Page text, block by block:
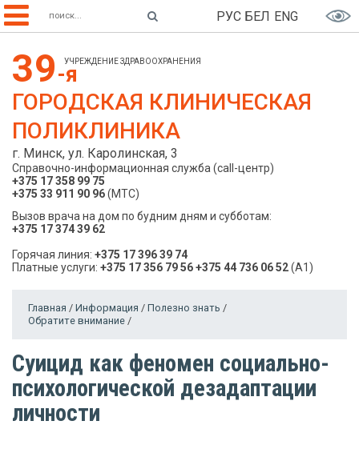
РУС БЕЛ ENG
39-я
УЧРЕЖДЕНИЕ ЗДРАВООХРАНЕНИЯ
ГОРОДСКАЯ КЛИНИЧЕСКАЯ
ПОЛИКЛИНИКА
г. Минск, ул. Каролинская, 3
Справочно-информационная служба (call-центр)
+375 17 358 99 75
+375 33 911 90 96(МТС)
Вызов врача на дом по будним дням и субботам:
+375 17 374 39 62
Горячая линия: +375 17 396 39 74
Платные услуги: +375 17 356 79 56+375 44 736 06 52(A1)
Главная / Информация / Полезно знать /
Обратите внимание /
Суицид как феномен социально-
психологической дезадаптации
личности